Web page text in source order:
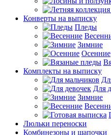
Конверты на выписку
Пледы
Зимние
Осенние
Комплекты на выписку
Для
Зимние
Люльки переноски
Комбинезоны и шапочки